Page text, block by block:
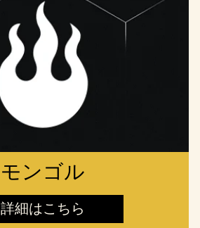
モンゴル
詳細はこちら